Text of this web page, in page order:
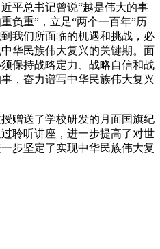
平总书记曾说“越是伟大的事
负重”，立足“两个一百年”历
我们所面临的机遇和挑战，必
华民族伟大复兴的关键期。面
保持战略定力、战略自信和战
，奋力谱写中华民族伟大复兴
赠送了学校研发的月面国旗纪
聆听讲座，进一步提高了对世
步坚定了实现中华民族伟大复